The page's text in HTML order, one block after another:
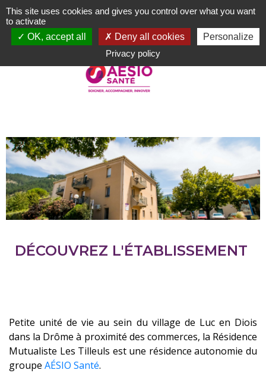
Aller
au
contenu
DÉCOUVREZ L'ÉTABLISSEMENT
Petite unité de vie au sein du village de Luc en Diois
dans la Drôme à proximité des commerces, la Résidence
Mutualiste Les Tilleuls est une résidence autonomie du
groupe AÉSIO Santé.
This site uses cookies and gives you control over what you want
to activate
OK, accept all
Deny all cookies
Personalize
Privacy policy